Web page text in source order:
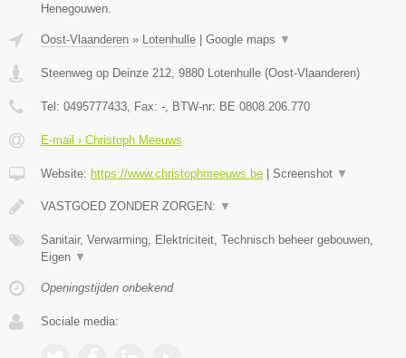
Henegouwen.
Oost-Vlaanderen » Lotenhulle | Google maps ▼
Steenweg op Deinze 212 9880 Lotenhulle (Oost-Vlaanderen)
Tel: 0495777433 , Fax: - , BTW-nr: BE 0808.206.770
E-mail › Christoph Meeuws
Website: https://www.christophmeeuws.be | Screenshot ▼
VASTGOED ZONDER ZORGEN: ▼
Sanitair, Verwarming, Elektriciteit, Technisch beheer gebouwen,
Eigen ▼
Openingstijden onbekend
Sociale media: